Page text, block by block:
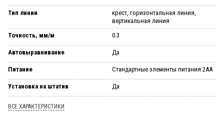
Тип линии
крест, горизонтальная линия,
вертикальная линия
Точность, мм/м
0.3
Автовыравнивание Да
Питание Стандартные элементы питания 2AA
Установка на штатив Да
ВСЕ ХАРАКТЕРИСТИКИ